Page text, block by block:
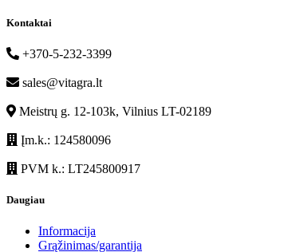
Kontaktai
+370-5-232-3399
sales@vitagra.lt
Meistrų g. 12-103k, Vilnius LT-02189
Įm.k.: 124580096
PVM k.: LT245800917
Daugiau
Informacija
Grąžinimas/garantija